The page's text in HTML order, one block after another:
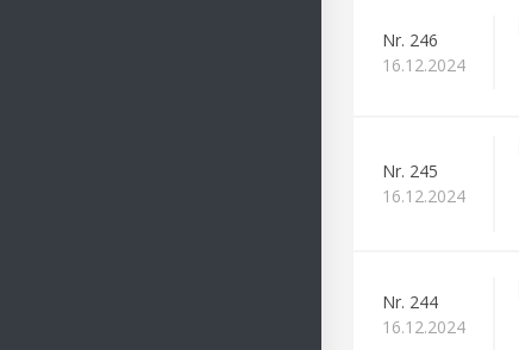
Nr. 246
16.12.2024
Nr. 245
16.12.2024
Nr. 244
16.12.2024